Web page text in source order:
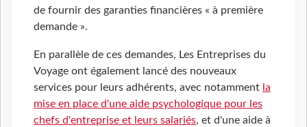
de fournir des garanties financières « à première
demande ».
En parallèle de ces demandes, Les Entreprises du
Voyage ont également lancé des nouveaux
services pour leurs adhérents, avec notamment la
mise en place d'une aide psychologique pour les
chefs d'entreprise et leurs salariés, et d'une aide à